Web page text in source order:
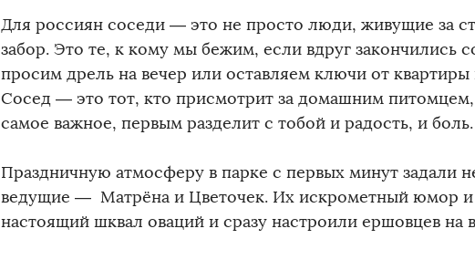
Для россиян соседи — это не просто люди, живущие за
забор. Это те, к кому мы бежим, если вдруг закончились
просим дрель на вечер или оставляем ключи от квартиры
Сосед — это тот, кто присмотрит за домашним питомцем,
самое важное, первым разделит с тобой и радость, и боль.
Праздничную атмосферу в парке с первых минут задали
ведущие — Матрёна и Цветочек. Их искрометный юмор и
настоящий шквал оваций и сразу настроили ершовцев на